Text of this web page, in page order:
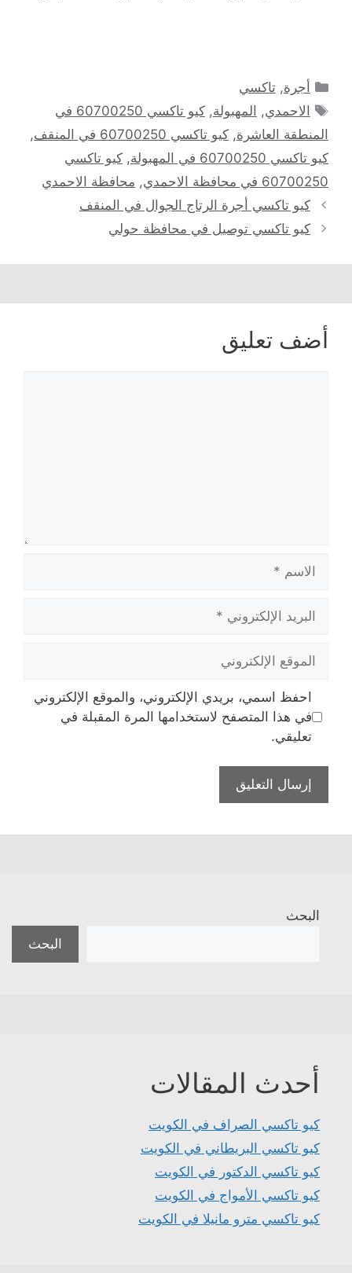
التصنيفات
أجرة,تاكسي
الوسوم
الاحمدي, المهبولة,
كيو تاكسي 60700250 في
المنطقة العاشرة, كيو تاكسي 60700250 في المنقف
,
كيو تاكسي 60700250 في المهبولة
, كيو تاكسي
60700250 في محافظة الاحمدي
, محافظة الاحمدي
كيو تاكسي أجرة الرتاج الجوال في المنقف
كيو تاكسي توصيل في محافظة حولي
أضف تعليق
الإلكتروني
الإلكتروني
احفظ اسمي، بريدي الإلكتروني، والموقع الإلكتروني
في هذا المتصفح لاستخدامها المرة المقبلة في
تعليقي.
البحث
البحث
أحدث المقالات
كيو تاكسي الصراف في الكويت
كيو تاكسي البريطاني في الكويت
كيو تاكسي الدكتور في الكويت
كيو تاكسي الأمواج في الكويت
كيو تاكسي مترو مانيلا في الكويت